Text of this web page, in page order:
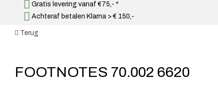
Gratis levering vanaf €75,- *
Achteraf betalen Klarna > € 150,-
Terug
FOOTNOTES 70.002 6620